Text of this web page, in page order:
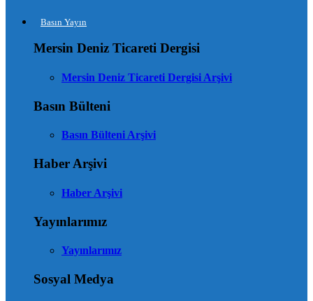
Basın Yayın
Mersin Deniz Ticareti Dergisi
Mersin Deniz Ticareti Dergisi Arşivi
Basın Bülteni
Basın Bülteni Arşivi
Haber Arşivi
Haber Arşivi
Yayınlarımız
Yayınlarımız
Sosyal Medya